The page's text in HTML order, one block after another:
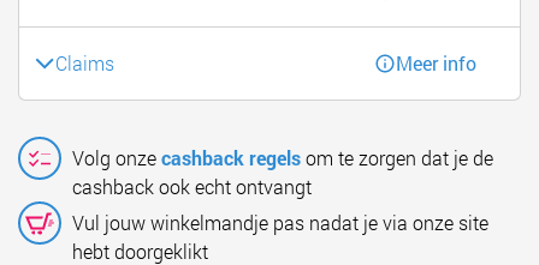
Claims Meer info
Volg onzecashback regelsom te zorgen dat je de
cashback ook echt ontvangt
Vul jouw winkelmandje pas nadat je via onze site
hebt doorgeklikt